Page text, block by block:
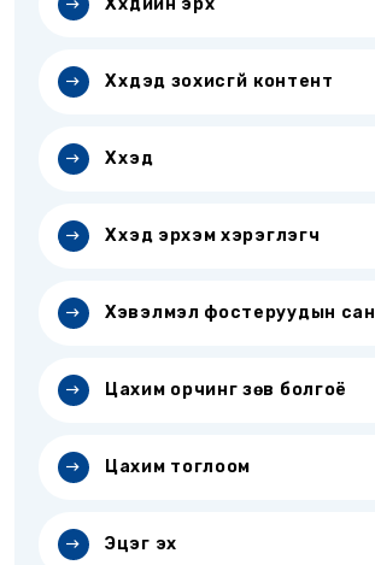
Хүүхдийн эрх
Хүүхдэд зохисгүй контент
Хүүхэд
Хүүхэд эрхэм хэрэглэгч
Хэвэлмэл фостеруудын сан
Цахим орчинг зөв болгоё
Цахим тоглоом
Эцэг эх